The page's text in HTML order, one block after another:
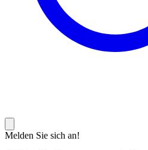
Melden Sie sich an!